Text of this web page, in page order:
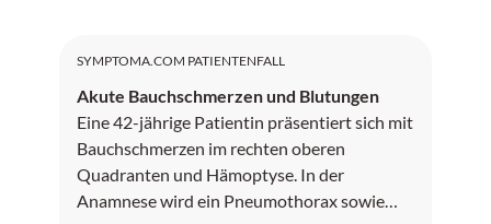
SYMPTOMA.COM PATIENTENFALL
Akute Bauchschmerzen und Blutungen
Eine 42-jährige Patientin präsentiert sich mit
Bauchschmerzen im rechten oberen
Quadranten und Hämoptyse. In der
Anamnese wird ein Pneumothorax sowie